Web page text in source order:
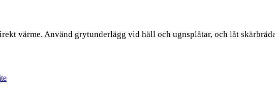
värme. Använd grytunderlägg vid häll och ugnsplåtar, och låt